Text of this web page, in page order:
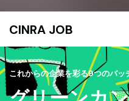
CINRA JOB
これからの企業を彩る9つのバッ